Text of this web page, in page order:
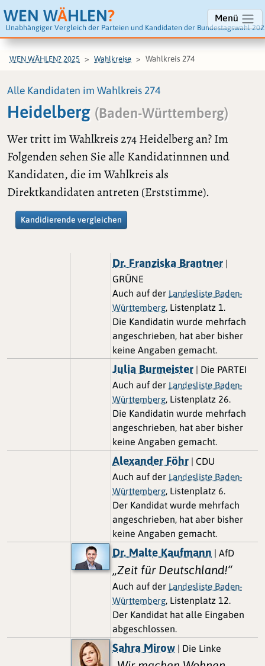
WEN WÄHLEN?
Unabhängiger Vergleich der Parteien und Kandidaten der Bundestagswahl
Menü
WEN WÄHLEN? 2025 Wahlkreise Wahlkreis 274
Alle Kandidaten im Wahlkreis 274
Heidelberg (Baden-Württemberg)
Wer tritt im Wahlkreis 274 Heidelberg an? Im
Folgenden sehen Sie alle Kandidatinnnen und
Kandidaten, die im Wahlkreis als
Direktkandidaten antreten (Erststimme).
Kandidierende vergleichen
Dr. Franziska Brantner |
GRÜNE
Auch auf der Landesliste Baden-
Württemberg , Listenplatz 1.
Die Kandidatin wurde mehrfach
angeschrieben, hat aber bisher
keine Angaben gemacht.
Julia Burmeister | Die PARTEI
Auch auf der Landesliste Baden-
Württemberg , Listenplatz 26.
Die Kandidatin wurde mehrfach
angeschrieben, hat aber bisher
keine Angaben gemacht.
Alexander Föhr | CDU
Auch auf der Landesliste Baden-
Württemberg , Listenplatz 6.
Der Kandidat wurde mehrfach
angeschrieben, hat aber bisher
keine Angaben gemacht.
Dr. Malte Kaufmann | AfD
„Zeit für Deutschland!“
Auch auf der Landesliste Baden-
Württemberg , Listenplatz 12.
Der Kandidat hat alle Eingaben
abgeschlossen.
Sahra Mirow | Die Linke